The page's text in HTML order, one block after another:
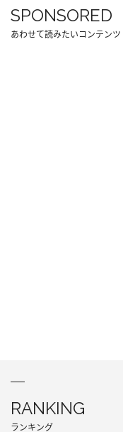
SPONSORED
あわせて読みたいコンテンツ
RANKING
ランキング